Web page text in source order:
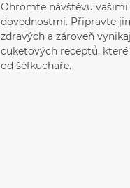
Ohromte návštěvu
dovednostmi. Připravte
zdravých a zároveň
cuketových receptů,
od šéfkuchaře.